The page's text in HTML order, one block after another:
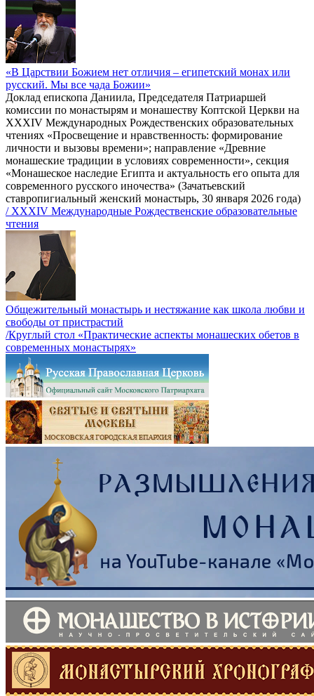
«В Царствии Божием нет отличия – египетский монах или
русский. Мы все чада Божии»
Доклад епископа Даниила, Председателя Патриаршей
комиссии по монастырям и монашеству Коптской Церкви на
XXXIV Международных Рождественских образовательных
чтениях «Просвещение и нравственность: формирование
личности и вызовы времени»; направление «Древние
монашеские традиции в условиях современности», секция
«Монашеское наследие Египта и актуальность его опыта для
современного русского иночества» (Зачатьевский
ставропигиальный женский монастырь, 30 января 2026 года)
/ XXXIV Международные Рождественские образовательные
чтения
Общежительный монастырь и нестяжание как школа любви и
свободы от пристрастий
/Круглый стол «Практические аспекты монашеских обетов в
современных монастырях»